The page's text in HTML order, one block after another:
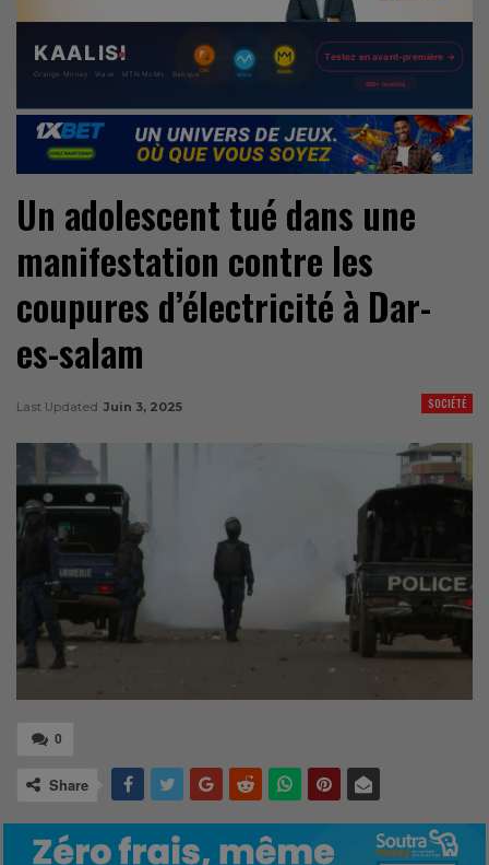
Un adolescent tué dans une
manifestation contre les
coupures d’électricité à Dar-
es-salam
SOCIÉTÉ
Last Updated Juin 3, 2025
0
Share